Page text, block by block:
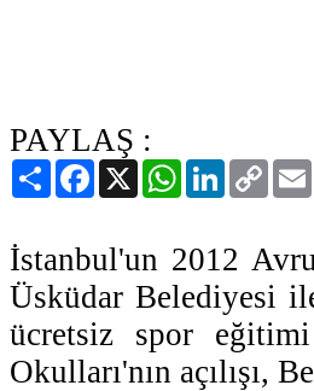
PAYLAŞ :
PaylaşFacebook
X WhatsAppLinkedIn
Copy
Link
İstanbul'un 2012
Üsküdar Belediyesi
ücretsiz spor
Okulları'nın açılışı,